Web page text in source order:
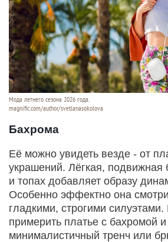
Мода летнего сезона 2026 года.
magnific.com/author/svetlanasokolova
Бахрома
Её можно увидеть везде - от
украшений. Лёгкая, подвижная
и топах добавляет образу
Особенно эффектно она
гладкими, строгими
примерить платье с бахромой и
минималистичный тренч или